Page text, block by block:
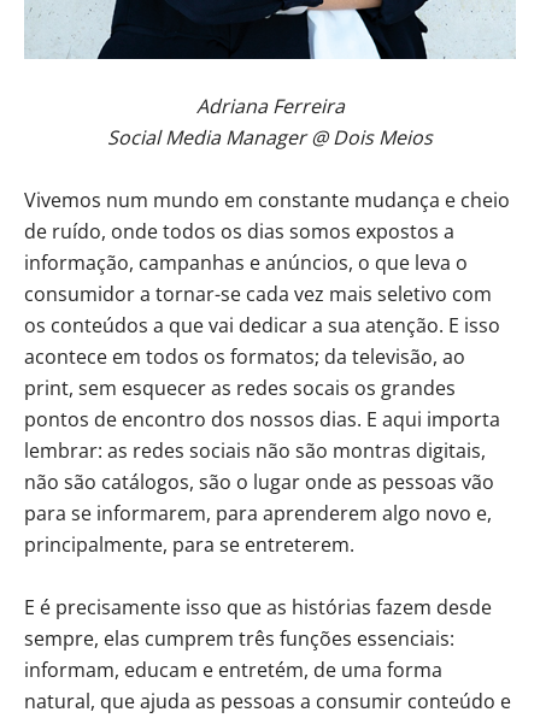
Adriana Ferreira
Social Media Manager @ Dois Meios
Vivemos num mundo em constante mudança e cheio
de ruído, onde todos os dias somos expostos a
informação, campanhas e anúncios, o que leva o
consumidor a tornar-se cada vez mais seletivo com
os conteúdos a que vai dedicar a sua atenção. E isso
acontece em todos os formatos; da televisão, ao
print, sem esquecer as redes socais os grandes
pontos de encontro dos nossos dias. E aqui importa
lembrar: as redes sociais não são montras digitais,
não são catálogos, são o lugar onde as pessoas vão
para se informarem, para aprenderem algo novo e,
principalmente, para se entreterem.
E é precisamente isso que as histórias fazem desde
sempre, elas cumprem três funções essenciais:
informam, educam e entretém, de uma forma
natural, que ajuda as pessoas a consumir conteúdo e